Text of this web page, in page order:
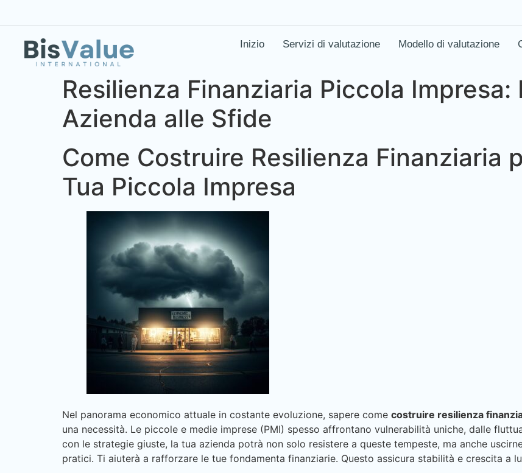
Inizio Servizi di valutazione Modello di valutazione
Resilienza Finanziaria Piccola Impresa:
Azienda alle Sfide
Come Costruire Resilienza Finanziaria
Tua Piccola Impresa
Nel panorama economico attuale in costante evoluzione, sapere come costruire resilienza
una necessità. Le piccole e medie imprese (PMI) spesso affrontano vulnerabilità uniche, dalle
con le strategie giuste, la tua azienda potrà non solo resistere a queste tempeste, ma anche
pratici. Ti aiuterà a rafforzare le tue fondamenta finanziarie. Questo assicura stabilità e crescita a